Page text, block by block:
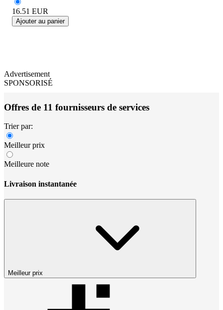
16.51 EUR
Ajouter au panier
Advertisement
SPONSORISÉ
Offres de 11 fournisseurs de services
Trier par:
Meilleur prix
Meilleure note
Livraison instantanée
Meilleur prix